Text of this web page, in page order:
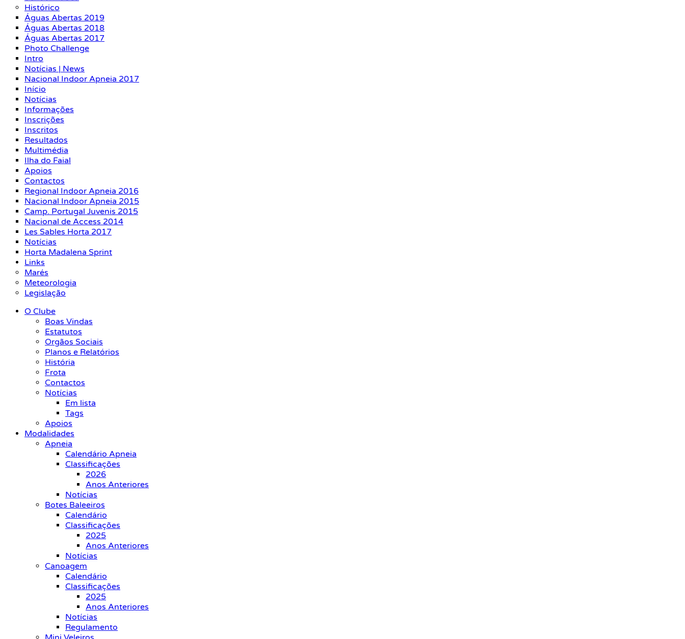
Histórico
Águas Abertas 2019
Águas Abertas 2018
Águas Abertas 2017
Photo Challenge
Intro
Notícias | News
Nacional Indoor Apneia 2017
Início
Notícias
Informações
Inscrições
Inscritos
Resultados
Multimédia
Ilha do Faial
Apoios
Contactos
Regional Indoor Apneia 2016
Nacional Indoor Apneia 2015
Camp. Portugal Juvenis 2015
Nacional de Access 2014
Les Sables Horta 2017
Notícias
Horta Madalena Sprint
Links
Marés
Meteorologia
Legislação
O Clube
Boas Vindas
Estatutos
Orgãos Sociais
Planos e Relatórios
História
Frota
Contactos
Notícias
Em lista
Tags
Apoios
Modalidades
Apneia
Calendário Apneia
Classificações
2026
Anos Anteriores
Notícias
Botes Baleeiros
Calendário
Classificações
2025
Anos Anteriores
Notícias
Canoagem
Calendário
Classificações
2025
Anos Anteriores
Notícias
Regulamento